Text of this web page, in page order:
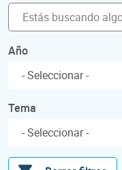
Año
Tema